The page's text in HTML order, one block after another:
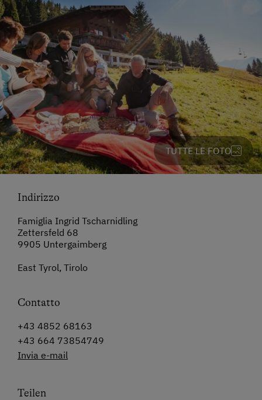
TUTTE LE FOTO
Indirizzo
Famiglia Ingrid Tscharnidling
Zettersfeld 68
9905 Untergaimberg
East Tyrol, Tirolo
Contatto
+43 4852 68163
+43 664 73854749
Invia e-mail
Teilen